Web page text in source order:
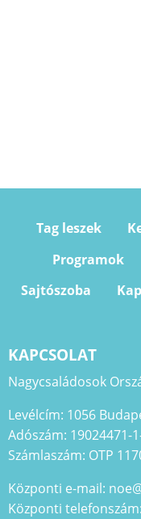
Tag leszek
Programok
Sajtószoba
KAPCSOLAT
Nagycsaládosok
Levélcím: 1056
Adószám: 19024471-
Számlaszám: OTP
Központi e-mail:
Központi